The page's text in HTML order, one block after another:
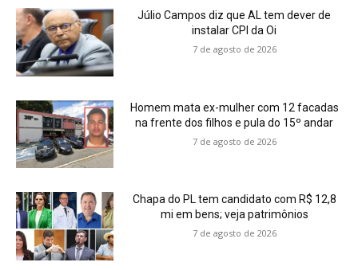
Júlio Campos diz que AL tem dever de
instalar CPI da Oi
7 de agosto de 2026
Homem mata ex-mulher com 12 facadas
na frente dos filhos e pula do 15º andar
7 de agosto de 2026
Chapa do PL tem candidato com R$ 12,8
mi em bens; veja patrimônios
7 de agosto de 2026